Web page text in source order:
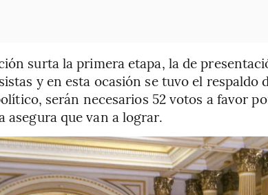
surta la primera etapa, la de
y en esta ocasión se tuvo el respaldo
serán necesarios 52 votos a favor
asegura que van a lograr.